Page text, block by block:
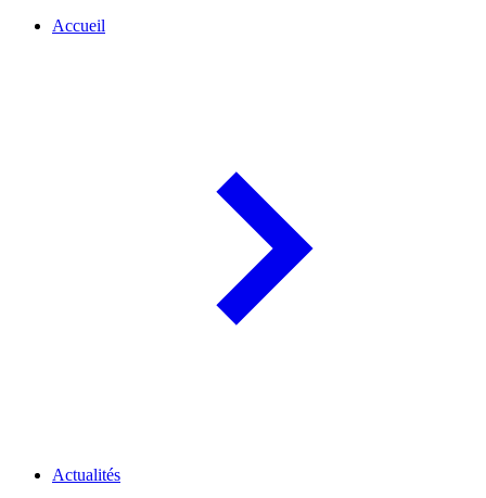
Accueil
Actualités